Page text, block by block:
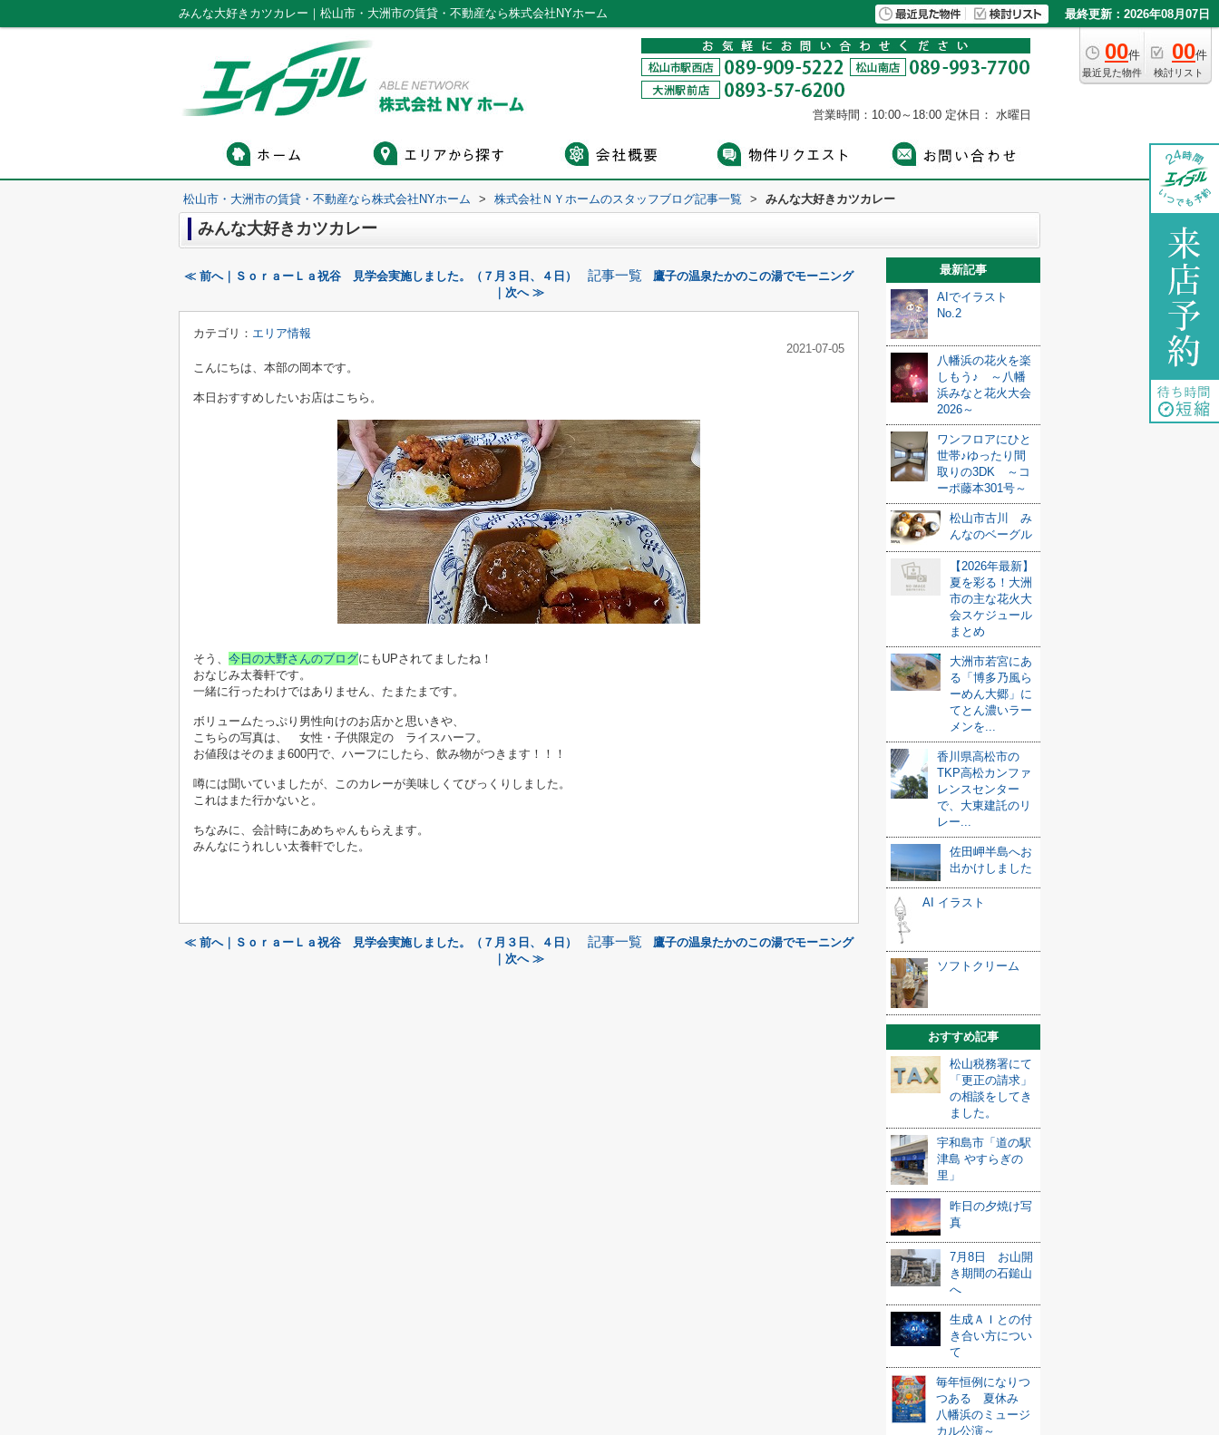
みんな大好きカツカレー｜松山市・大洲市の賃貸・不動産なら株式会社NYホーム 最終更新：2026年08月07日
00件
最近見た物件
00件
検討リスト
営業時間：10:00～18:00 定休日： 水曜日
松山市・大洲市の賃貸・不動産なら株式会社NYホーム > 株式会社ＮＹホームのスタッフブログ記事一覧 > みんな大好きカツカレー
みんな大好きカツカレー
≪ 前へ｜ＳｏｒａーＬａ祝谷 見学会実施しました。（７月３日、４日） 記事一覧
鷹子の温泉たかのこの湯でモーニング
｜次へ ≫
カテゴリ： エリア情報
2021-07-05
こんにちは、本部の岡本です。
本日おすすめしたいお店はこちら。
そう、 今日の大野さんのブログにもUPされてましたね！
おなじみ太養軒です。
一緒に行ったわけではありません、たまたまです。
ボリュームたっぷり男性向けのお店かと思いきや、
こちらの写真は、 女性・子供限定の ライスハーフ。
お値段はそのまま600円で、ハーフにしたら、飲み物がつきます！！！
噂には聞いていましたが、このカレーが美味しくてびっくりしました。
これはまた行かないと。
ちなみに、会計時にあめちゃんもらえます。
みんなにうれしい太養軒でした。
≪ 前へ｜ＳｏｒａーＬａ祝谷 見学会実施しました。（７月３日、４日） 記事一覧
鷹子の温泉たかのこの湯でモーニング
｜次へ ≫
最新記事
AIでイラスト
No.2
八幡浜の花火を楽
しもう♪ ～八幡
浜みなと花火大会
2026～
ワンフロアにひと
世帯♪ゆったり間
取りの3DK ～コ
ーポ藤本301号～
松山市古川 み
んなのベーグル
【2026年最新】
夏を彩る！大洲
市の主な花火大
会スケジュール
まとめ
大洲市若宮にあ
る「博多乃風ら
ーめん大郷」に
てとん濃いラー
メンを...
香川県高松市の
TKP高松カンファ
レンスセンター
で、大東建託のリ
レー...
佐田岬半島へお
出かけしました
AI イラスト
ソフトクリーム
おすすめ記事
松山税務署にて
「更正の請求」
の相談をしてき
ました。
宇和島市「道の駅
津島 やすらぎの
里」
昨日の夕焼け写
真
7月8日 お山開
き期間の石鎚山
へ
生成ＡＩとの付
き合い方につい
て
毎年恒例になりつ
つある 夏休み
八幡浜のミュージ
カル公演～